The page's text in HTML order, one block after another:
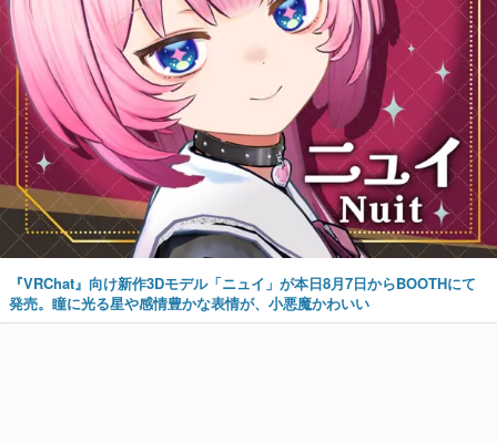
『VRChat』向け新作3Dモデル「ニュイ」が本日8月7日からBOOTHにて
発売。瞳に光る星や感情豊かな表情が、小悪魔かわいい